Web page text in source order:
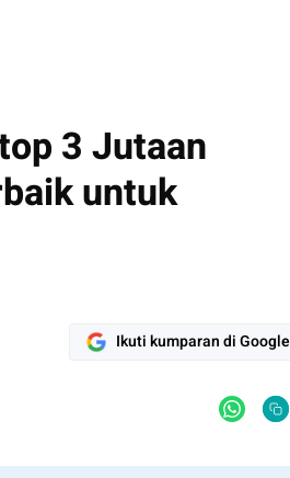
3 Jutaan
untuk
Ikuti kumparan di Google